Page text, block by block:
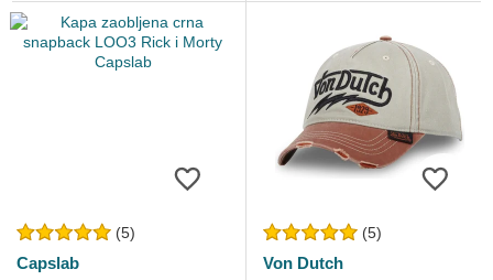
(5)
Capslab
(5)
Von Dutch